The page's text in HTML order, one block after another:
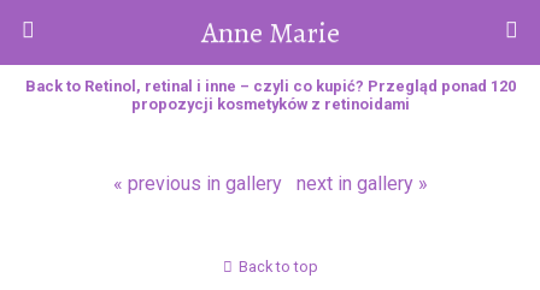
Anne Marie
Back to Retinol, retinal i inne – czyli co kupić? Przegląd ponad 120
propozycji kosmetyków z retinoidami
« previous in gallery next in gallery »
Back to top